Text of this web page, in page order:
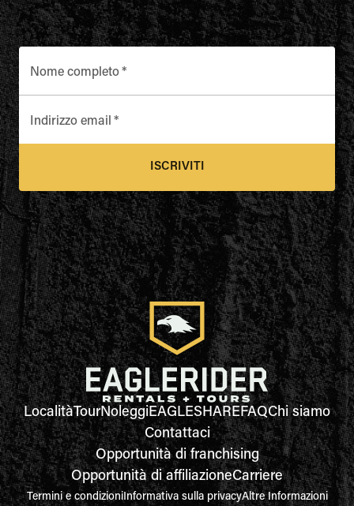
Nome completo*
Indirizzo email *
ISCRIVITI
LocalitàTourNoleggiEAGLESHAREFAQChi siamo
Contattaci
Opportunità di franchising
Opportunità di affiliazioneCarriere
Termini e condizioniInformativa sulla privacyAltre Informazioni